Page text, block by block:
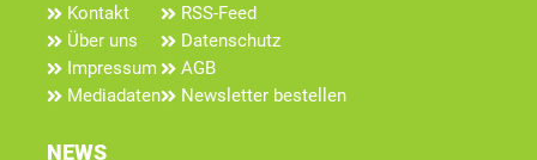
Kontakt
Über uns
Impressum
Mediadaten
RSS-Feed
Datenschutz
AGB
Newsletter bestellen
NEWS